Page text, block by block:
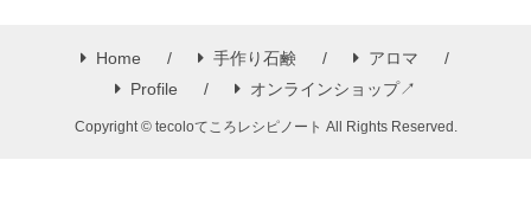
Home 手作り石鹸
アロマ
Profile
オンラインショップ↗
Copyright © tecoloてころレシピノート All Rights Reserved.